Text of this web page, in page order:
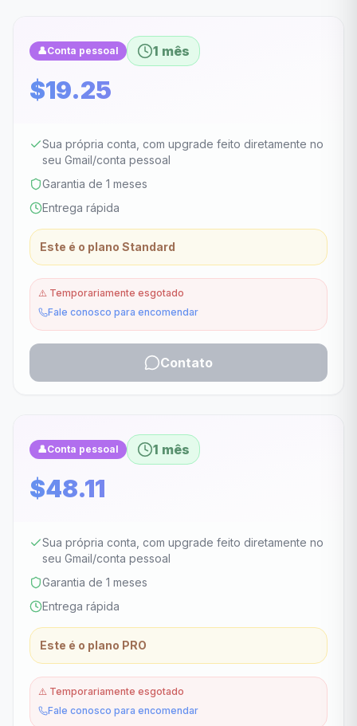
👤Conta pessoal 1 mês
$19.25
Sua própria conta, com upgrade feito diretamente no
seu Gmail/conta pessoal
Garantia de 1 meses
Entrega rápida
Este é o plano Standard
⚠️ Temporariamente esgotado
Fale conosco para encomendar
Contato
👤Conta pessoal 1 mês
$48.11
Sua própria conta, com upgrade feito diretamente no
seu Gmail/conta pessoal
Garantia de 1 meses
Entrega rápida
Este é o plano PRO
⚠️ Temporariamente esgotado
Fale conosco para encomendar